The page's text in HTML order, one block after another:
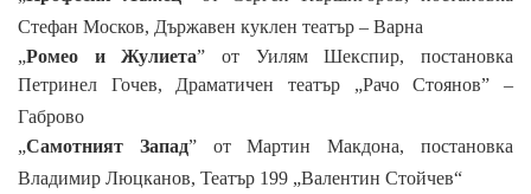
Стефан Москов, Държавен куклен театър – Варна
„Ромео и Жулиета” от Уилям Шекспир, постановка
Петринел Гочев, Драматичен театър
„Рачо Стоянов”–
Габрово
„Самотният Запад” от Мартин Макдона, постановка
Владимир Люцканов, Театър 199 „Валентин Стойчев“